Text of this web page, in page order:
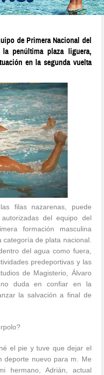
de Primera Nacional del
penúltima plaza liguera,
en la segunda vuelta
filas nazarenas, puede
del equipo del
formación masculina
de plata nacional.
del agua como fuera,
predeportivas y las
de Magisterio, Álvaro
no duda en confiar en la
la salvación a final de
el pie y tuve que dejar el
deporte nuevo para m. Me
hermano, Adrián, actual